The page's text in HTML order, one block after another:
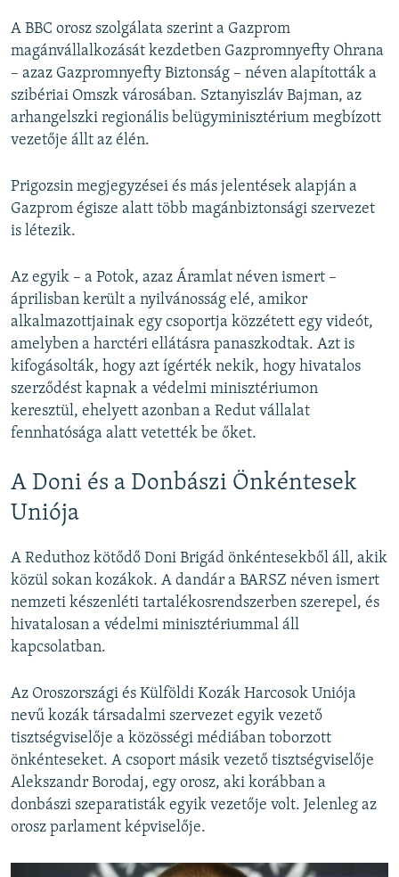
A BBC orosz szolgálata szerint a Gazprom
magánvállalkozását kezdetben Gazpromnyefty Ohrana
– azaz Gazpromnyefty Biztonság – néven alapították a
szibériai Omszk városában. Sztanyiszláv Bajman, az
arhangelszki regionális belügyminisztérium megbízott
vezetője állt az élén.
Prigozsin megjegyzései és más jelentések alapján a
Gazprom égisze alatt több magánbiztonsági szervezet
is létezik.
Az egyik – a Potok, azaz Áramlat néven ismert –
áprilisban került a nyilvánosság elé, amikor
alkalmazottjainak egy csoportja közzétett egy videót,
amelyben a harctéri ellátásra panaszkodtak. Azt is
kifogásolták, hogy azt ígérték nekik, hogy hivatalos
szerződést kapnak a védelmi minisztériumon
keresztül, ehelyett azonban a Redut vállalat
fennhatósága alatt vetették be őket.
A Doni és a Donbászi Önkéntesek
Uniója
A Reduthoz kötődő Doni Brigád önkéntesekből áll, akik
közül sokan kozákok. A dandár a BARSZ néven ismert
nemzeti készenléti tartalékosrendszerben szerepel, és
hivatalosan a védelmi minisztériummal áll
kapcsolatban.
Az Oroszországi és Külföldi Kozák Harcosok Uniója
nevű kozák társadalmi szervezet egyik vezető
tisztségviselője a közösségi médiában toborzott
önkénteseket. A csoport másik vezető tisztségviselője
Alekszandr Borodaj, egy orosz, aki korábban a
donbászi szeparatisták egyik vezetője volt. Jelenleg az
orosz parlament képviselője.